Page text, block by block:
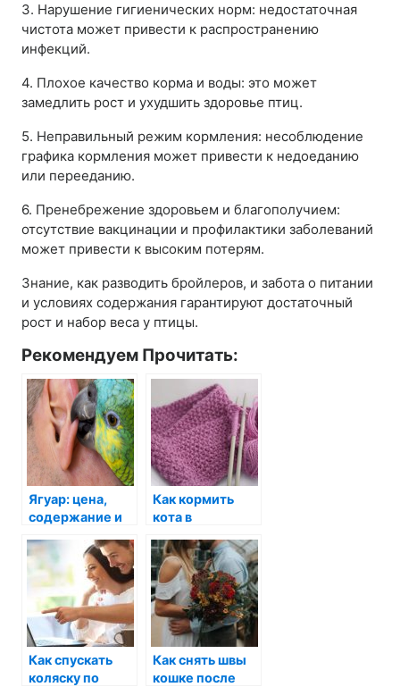
3. Нарушение гигиенических норм: недостаточная
чистота может привести к распространению
инфекций.
4. Плохое качество корма и воды: это может
замедлить рост и ухудшить здоровье птиц.
5. Неправильный режим кормления: несоблюдение
графика кормления может привести к недоеданию
или перееданию.
6. Пренебрежение здоровьем и благополучием:
отсутствие вакцинации и профилактики заболеваний
может привести к высоким потерям.
Знание, как разводить бройлеров, и забота о питании
и условиях содержания гарантируют достаточный
рост и набор веса у птицы.
Рекомендуем Прочитать:
Ягуар: цена,
содержание и
знать о
великолепном
хищнике
Как кормить
кота в
советы и
рекомендации
Как спускать
коляску по
Как снять швы
кошке после